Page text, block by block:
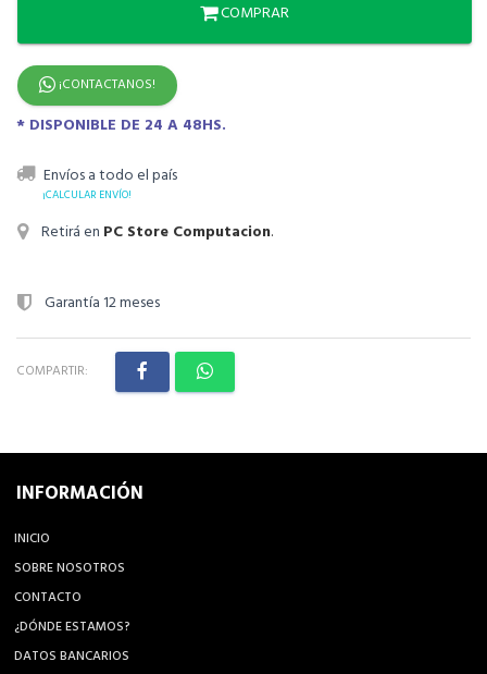
COMPRAR
¡CONTACTANOS!
* DISPONIBLE DE 24 A 48HS.
Envíos a todo el país
¡CALCULAR ENVÍO!
Retirá en PC Store Computacion.
Garantía 12 meses
COMPARTIR:
INFORMACIÓN
INICIO
SOBRE NOSOTROS
CONTACTO
¿DÓNDE ESTAMOS?
DATOS BANCARIOS